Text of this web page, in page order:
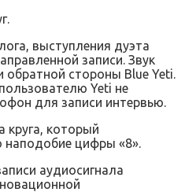
выступления дуэта
записи. Звук
обратной стороны Blue Yeti.
Yeti не
для записи интервью.
круга, который
цифры «8».
аудиосигнала